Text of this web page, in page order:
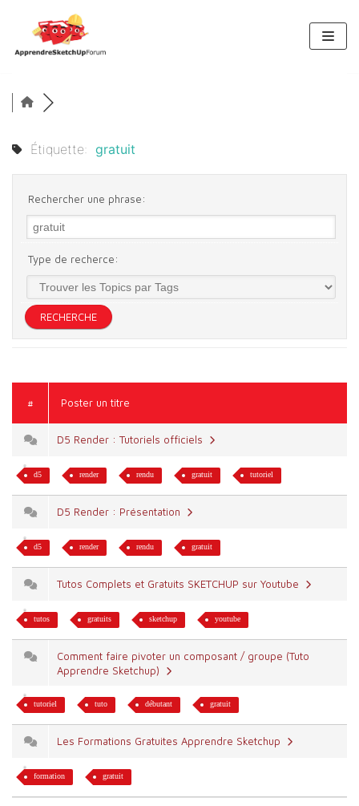
Étiquette: gratuit
Rechercher une phrase:
Type de recherce:
# Poster un titre
D5 Render : Tutoriels officiels
d5 render rendu gratuit tutoriel
D5 Render : Présentation
d5 render rendu gratuit
Tutos Complets et Gratuits SKETCHUP sur Youtube
tutos gratuits sketchup youtube
Comment faire pivoter un composant / groupe (Tuto
Apprendre Sketchup)
tutoriel tuto débutant gratuit
Les Formations Gratuites Apprendre Sketchup
formation gratuit